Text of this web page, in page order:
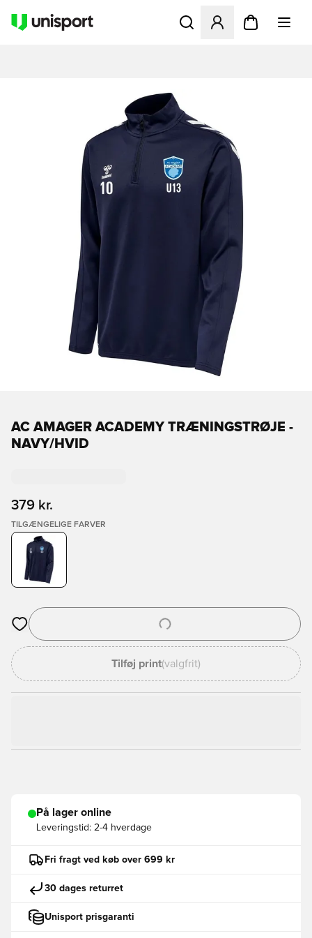
Åbner en Modal til at
AC AMAGER ACADEMY TRÆNINGSTRØJE -
NAVY/HVID
379 kr.
TILGÆNGELIGE FARVER
Åbner en Modal til at logge ind eller tilmelde dig som medlem
Tilføj print(valgfrit)
På lager online
Leveringstid: 2-4 hverdage
Fri fragt ved køb over 699 kr
30 dages returret
Unisport prisgaranti